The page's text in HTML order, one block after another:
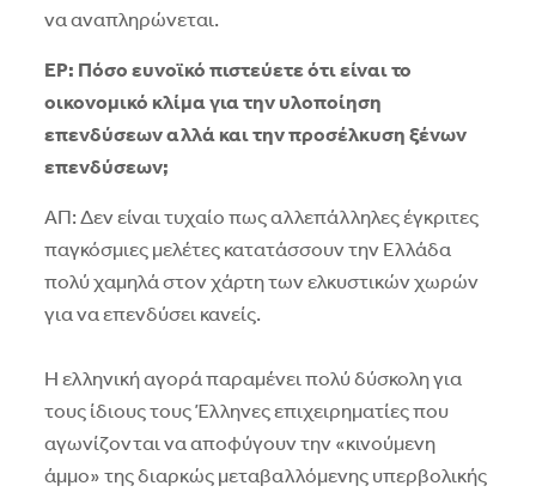
να αναπληρώνεται.
ΕΡ: Πόσο ευνοϊκό πιστεύετε ότι είναι το
οικονομικό κλίμα για την υλοποίηση
επενδύσεων αλλά και την προσέλκυση ξένων
επενδύσεων;
ΑΠ: Δεν είναι τυχαίο πως αλλεπάλληλες έγκριτες
παγκόσμιες μελέτες κατατάσσουν την Ελλάδα
πολύ χαμηλά στον χάρτη των ελκυστικών χωρών
για να επενδύσει κανείς.
Η ελληνική αγορά παραμένει πολύ δύσκολη για
τους ίδιους τους Έλληνες επιχειρηματίες που
αγωνίζονται να αποφύγουν την «κινούμενη
άμμο» της διαρκώς μεταβαλλόμενης υπερβολικής